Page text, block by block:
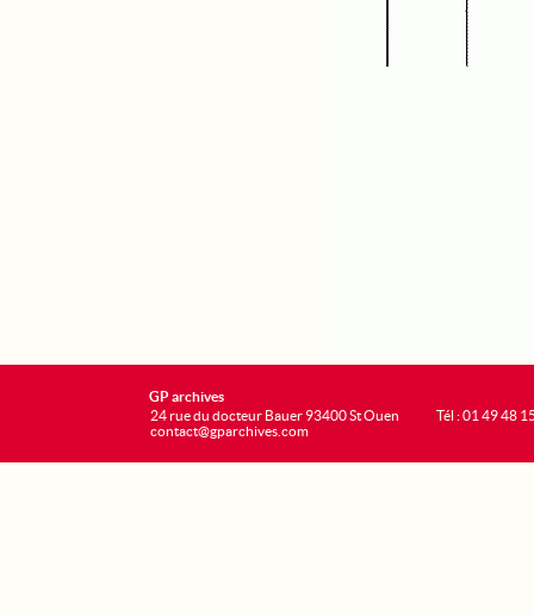
GP archives
24 rue du docteur Bauer 93400 St Ouen
contact@gparchives.com
Tél : 01 49 48